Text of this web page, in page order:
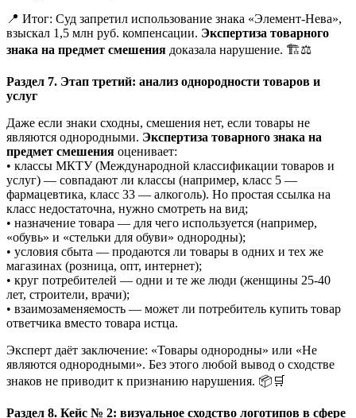
📍 Итог: Суд запретил использование знака «Элемент-Нева»,
взыскал 1,5 млн руб. компенсации. Экспертиза товарного
знака на предмет смешения доказала нарушение. 🏗️⚖️
Раздел 7. Этап третий: анализ однородности товаров и
услуг
Даже если знаки сходны, смешения нет, если товары не
являются однородными. Экспертиза товарного знака на
предмет смешения оценивает:
• классы МКТУ (Международной классификации товаров и
услуг) — совпадают ли классы (например, класс 5 —
фармацевтика, класс 33 — алкоголь). Но простая ссылка на
класс недостаточна, нужно смотреть на вид;
• назначение товара — для чего используется (например,
«обувь» и «стельки для обуви» однородны);
• условия сбыта — продаются ли товары в одних и тех же
магазинах (розница, опт, интернет);
• круг потребителей — одни и те же люди (женщины 25-40
лет, строители, врачи);
• взаимозаменяемость — может ли потребитель купить товар
ответчика вместо товара истца.
Эксперт даёт заключение: «Товары однородны» или «Не
являются однородными». Без этого любой вывод о сходстве
знаков не приводит к признанию нарушения. 📦🛒
Раздел 8. Кейс № 2: визуальное сходство логотипов в сфере